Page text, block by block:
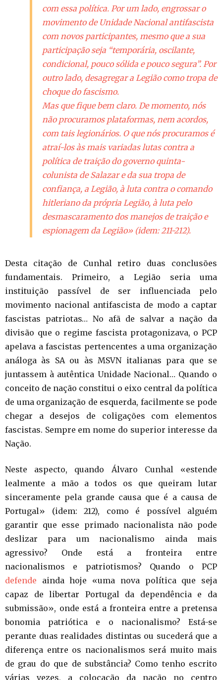
com essa política. Por um lado, engrossar o
movimento de Unidade Nacional antifascista
com novos participantes, mesmo que a sua
participação seja “temporária, oscilante,
condicional, pouco sólida e pouco segura”. Por
outro lado, desagregar a Legião como tropa de
choque do fascismo.
Mas que fique bem claro. De momento, nós
não procuramos plataformas, nem acordos,
com tais legionários. O que nós procuramos é
atraí-los às mais variadas lutas contra a
política de traição do governo quinta-
colunista de Salazar e da sua tropa de
confiança, a Legião, à luta contra o comando
hitleriano da própria Legião, à luta pelo
desmascaramento dos manejos de traição e
espionagem da Legião» (idem: 211-212).
Desta citação de Cunhal retiro duas conclusões
fundamentais. Primeiro, a Legião seria uma
instituição passível de ser influenciada pelo
movimento nacional antifascista de modo a captar
fascistas patriotas… No afã de salvar a nação da
divisão que o regime fascista protagonizava, o PCP
apelava a fascistas pertencentes a uma organização
análoga às SA ou às MSVN italianas para que se
juntassem à autêntica Unidade Nacional… Quando o
conceito de nação constitui o eixo central da política
de uma organização de esquerda, facilmente se pode
chegar a desejos de coligações com elementos
fascistas. Sempre em nome do superior interesse da
Nação.
Neste aspecto, quando Álvaro Cunhal «estende
lealmente a mão a todos os que queiram lutar
sinceramente pela grande causa que é a causa de
Portugal» (idem: 212), como é possível alguém
garantir que esse primado nacionalista não pode
deslizar para um nacionalismo ainda mais
agressivo? Onde está a fronteira entre
nacionalismos e patriotismos? Quando o PCP
defende ainda hoje «uma nova política que seja
capaz de libertar Portugal da dependência e da
submissão», onde está a fronteira entre a pretensa
bonomia patriótica e o nacionalismo? Está-se
perante duas realidades distintas ou sucederá que a
diferença entre os nacionalismos será muito mais
de grau do que de substância? Como tenho escrito
várias vezes, a colocação da nação no centro